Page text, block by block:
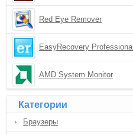
Red Eye Remover
EasyRecovery Professional
AMD System Monitor
Категории
Браузеры